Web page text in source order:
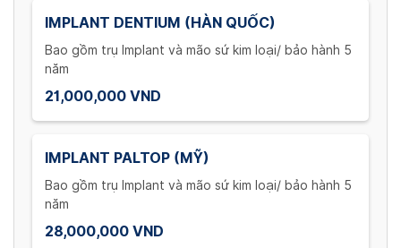
IMPLANT DENTIUM (HÀN QUỐC)
Bao gồm trụ Implant và mão sứ kim loại/ bảo hành 5
năm
21,000,000 VND
IMPLANT PALTOP (MỸ)
Bao gồm trụ Implant và mão sứ kim loại/ bảo hành 5
năm
28,000,000 VND